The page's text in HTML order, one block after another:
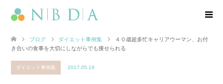
ブログ ダイエット事例集
４０歳超多忙キャリアウーマン、お付
き合いの食事を大切にしながらでも痩せられる
ダイエット事例集 2017.05.19